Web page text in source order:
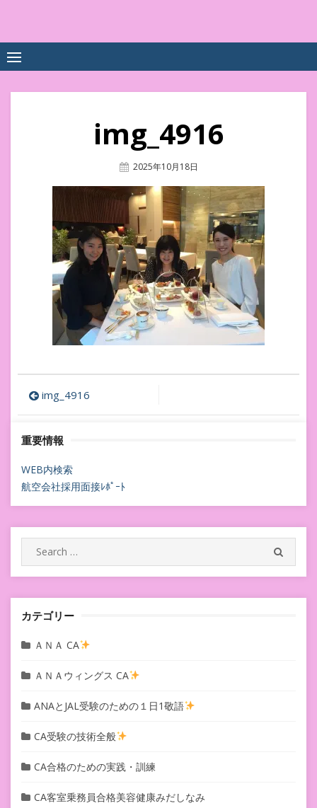
content
数UPｽｸｰﾙ
img_4916
Posted
2025年10月18日
投
稿
ナ
ビ
ゲ
ー
シ
ョ
ン
img_4916
重要情報
WEB内検索
航空会社採用面接ﾚﾎﾟｰﾄ
Search
for:
カテゴリー
ＡＮＡ CA
ＡＮＡウィングス CA
ANAとJAL受験のための１日1敬語
CA受験の技術全般
CA合格のための実践・訓練
CA客室乗務員合格美容健康みだしなみ